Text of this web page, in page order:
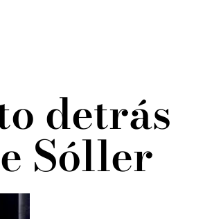
detrás
Sóller